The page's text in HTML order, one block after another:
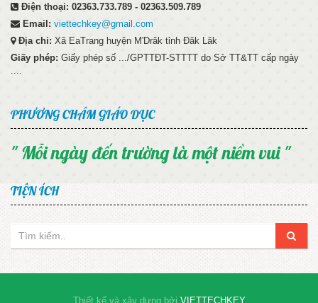
Điện thoại: 02363.733.789 - 02363.509.789
Email: viettechkey@gmail.com
Địa chỉ: Xã EaTrang huyện M'Drăk tỉnh Đăk Lăk
Giấy phép: Giấy phép số .../GPTTĐT-STTTT do Sở TT&TT cấp ngày
PHƯƠNG CHÂM GIÁO DỤC
" Mỗi ngày đến trường là một niềm vui "
TIỆN ÍCH
Thiết kế và xây dựng bởi VIETTECHKEY